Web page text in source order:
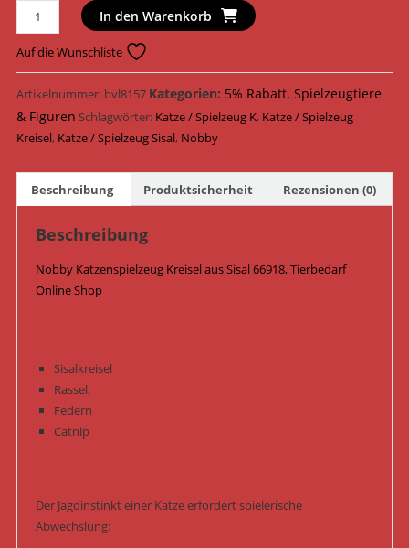
Nobby
Katzenspielzeug
Kreisel
Sisal
11
cm
66918
In den Warenkorb
Auf die Wunschliste
Artikelnummer: bvl8157 Kategorien: 5% Rabatt, Spielzeugtiere
& Figuren Schlagwörter: Katze / Spielzeug K, Katze / Spielzeug
Kreisel, Katze / Spielzeug Sisal, Nobby
Beschreibung Produktsicherheit Rezensionen (0)
Beschreibung
Nobby Katzenspielzeug Kreisel aus Sisal 66918, Tierbedarf
Online Shop
Sisalkreisel
Rassel,
Federn
Catnip
Der Jagdinstinkt einer Katze erfordert spielerische
Abwechslung: